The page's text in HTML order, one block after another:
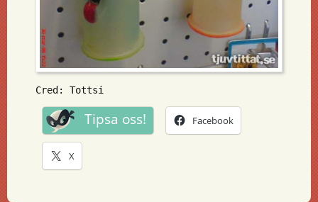
Cred: Tottsi
Tipsa oss! Facebook
X